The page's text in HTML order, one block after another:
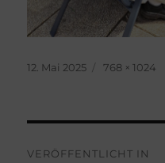
Veröffentlicht
12. Mai 2025 768 × 1024
VERÖFFENTLICHT IN